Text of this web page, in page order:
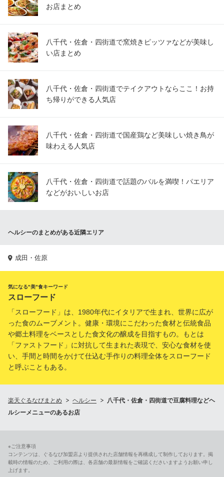
お店まとめ
八千代・佐倉・四街道で窯焼きピッツァなどが美味し
い店まとめ
八千代・佐倉・四街道でテイクアウトならここ！お持
ち帰りができる人気店
八千代・佐倉・四街道で国産鶏など美味しい焼き鳥が
味わえる人気店
八千代・佐倉・四街道で話題のバルを満喫！パエリア
などがおいしいお店
ヘルシーのまとめがある近隣エリア
成田・佐原
気になる"美"食キーワード
スローフード
「スローフード」は、1980年代にイタリアで生まれ、世界に広が
った食のムーブメント。健康・環境にこだわった食材と伝統食品
や郷土料理をベースとした食文化の醸成を目指すもの。もとは
「ファストフード」に対抗して生まれた表現で、安心な食材を使
い、手間と時間をかけて仕込む手作りの料理全体をスローフード
と呼ぶこともある。
楽天ぐるなびまとめ ヘルシー
八千代・佐倉・四街道で豆腐料理などヘ
ルシーメニューのあるお店
※ご注意事項
コンテンツは、ぐるなび加盟店より提供された店舗情報を再構成して制作しております。掲
載時の情報のため、ご利用の際は、各店舗の最新情報をご確認くださいますようお願い申し
上げます。